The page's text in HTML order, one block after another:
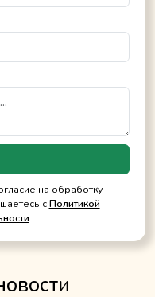
на обработку
сПолитикой